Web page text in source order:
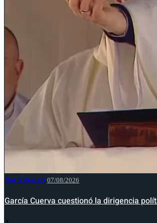
NACIONALES 07/08/2026
García Cuerva cuestionó la dirigencia